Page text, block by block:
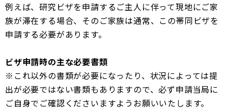
例えば、研究ビザを申請するご主人に伴って現地にご家
族が滞在する場合、そのご家族は通常、この帯同ビザを
申請する必要があります。
ビザ申請時の主な必要書類
※これ以外の書類が必要になったり、状況によっては提
出が必要ではない書類もありますので、必ず申請当局に
ご自身でご確認くださいますようお願いいたします。